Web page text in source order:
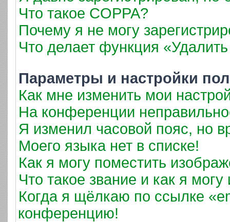
Что такое COPPA?
Почему я не могу
Что делает функция
Параметры и настройки
Как мне изменить мои
На конференции
Я изменил часовой пояс, но
Моего языка нет в списке!
Как я могу поместить
Что такое звание и как я могу
Когда я щёлкаю по ссылке
конференцию!